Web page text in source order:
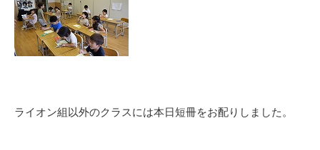
ライオン組以外のクラスには本日短冊をお配りしました。